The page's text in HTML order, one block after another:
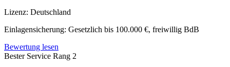
Lizenz: Deutschland
Einlagensicherung: Gesetzlich bis 100.000 €, freiwillig BdB
Bewertung lesen
Bester Service Rang 2